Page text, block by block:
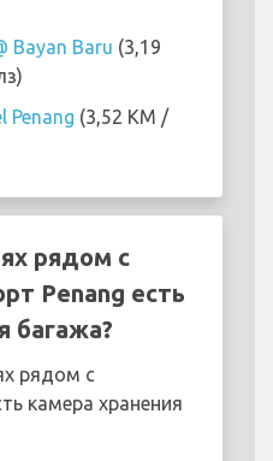
Bayan Baru (3,19
Penang (3,52 KM /
рядом с
Penang есть
багажа?
рядом с
камера хранения